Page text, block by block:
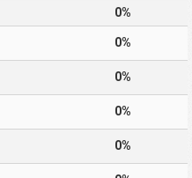
0%
0%
0%
0%
0%